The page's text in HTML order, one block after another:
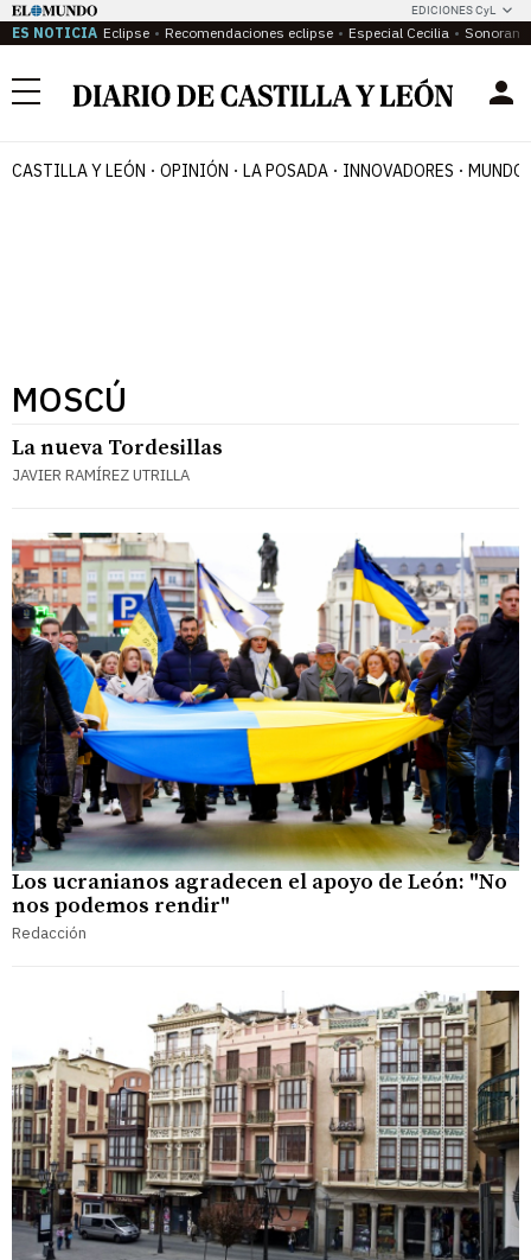
EDICIONES CyL
ES NOTICIA Eclipse Recomendaciones eclipse Especial Cecilia
Menú
CASTILLA Y LEÓN OPINIÓN LA POSADA INNOVADORES MUNDO
MOSCÚ
La nueva Tordesillas
JAVIER RAMÍREZ UTRILLA
Los ucranianos agradecen el apoyo de León: "No
nos podemos rendir"
Redacción